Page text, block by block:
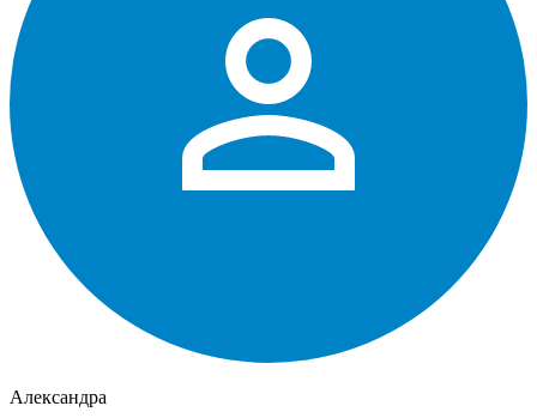
Александра